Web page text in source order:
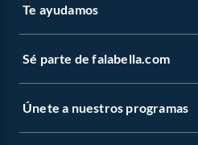
Te ayudamos
Sé parte de falabella.com
Únete a nuestros programas